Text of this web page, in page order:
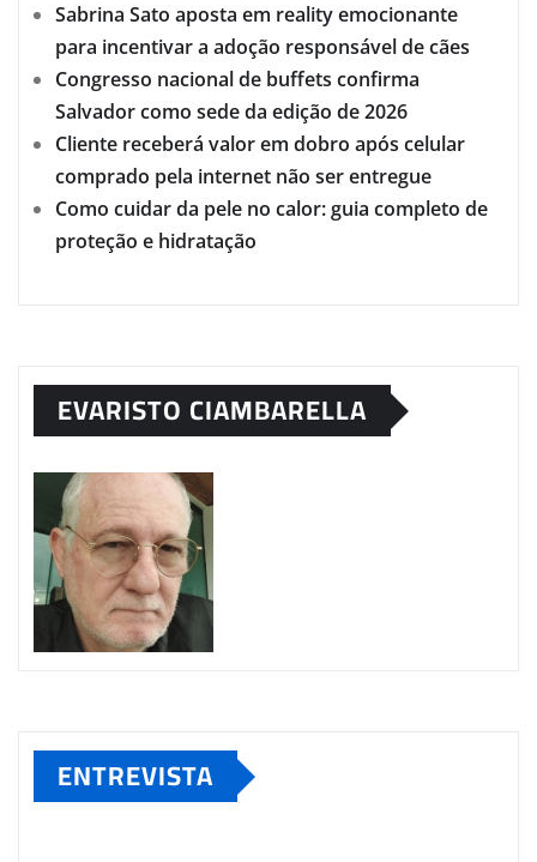
Sabrina Sato aposta em reality emocionante
para incentivar a adoção responsável de cães
Congresso nacional de buffets confirma
Salvador como sede da edição de 2026
Cliente receberá valor em dobro após celular
comprado pela internet não ser entregue
Como cuidar da pele no calor: guia completo de
proteção e hidratação
EVARISTO CIAMBARELLA
ENTREVISTA